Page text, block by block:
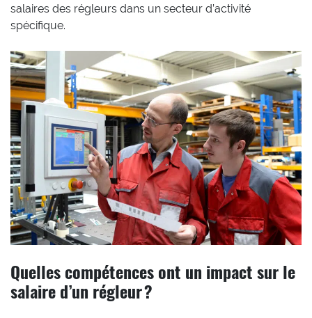
salaires des régleurs dans un secteur d’activité
spécifique.
Quelles compétences ont un impact sur le
salaire d’un régleur ?